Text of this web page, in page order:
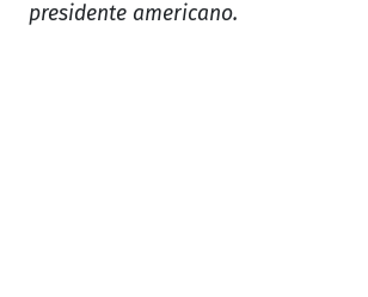
presidente americano.